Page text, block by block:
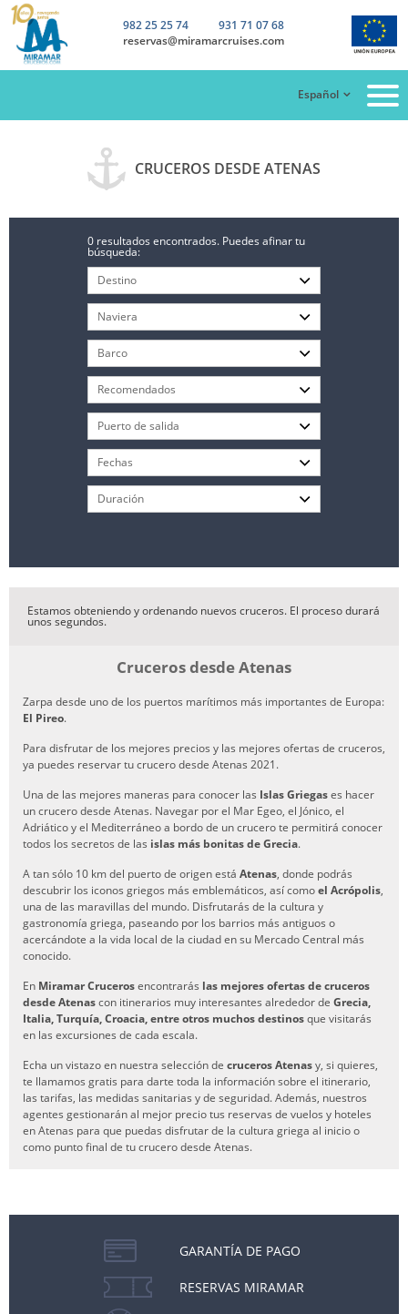
982 25 25 74
931 71 07 68
reservas@miramarcruises.com
Español
CRUCEROS DESDE ATENAS
0 resultados encontrados. Puedes afinar tu
búsqueda:
Estamos obteniendo y ordenando nuevos cruceros. El proceso durará
unos segundos.
Cruceros desde Atenas
Zarpa desde uno de los puertos marítimos más importantes de Europa:
El Pireo.
Para disfrutar de los mejores precios y las mejores ofertas de cruceros,
ya puedes reservar tu crucero desde Atenas 2021.
Una de las mejores maneras para conocer las Islas Griegases hacer
un crucero desde Atenas. Navegar por el Mar Egeo, el Jónico, el
Adriático y el Mediterráneo a bordo de un crucero te permitirá conocer
todos los secretos de las islas más bonitas de Grecia.
A tan sólo 10 km del puerto de origen está Atenas, donde podrás
descubrir los iconos griegos más emblemáticos, así comoel Acrópolis,
una de las maravillas del mundo. Disfrutarás de la cultura y
gastronomía griega, paseando por los barrios más antiguos o
acercándote a la vida local de la ciudad en su Mercado Central más
conocido.
En Miramar Crucerosencontrarás las mejores ofertas de cruceros
desde Atenascon itinerarios muy interesantes alrededor de Grecia,
Italia, Turquía, Croacia, entre otros muchos destinosque visitarás
en las excursiones de cada escala.
Echa un vistazo en nuestra selección de cruceros Atenasy, si quieres,
te llamamos gratis para darte toda la información sobre el itinerario,
las tarifas, las medidas sanitarias y de seguridad. Además, nuestros
agentes gestionarán al mejor precio tus reservas de vuelos y hoteles
en Atenas para que puedas disfrutar de la cultura griega al inicio o
como punto final de tu crucero desde Atenas.
GARANTÍA DE PAGO
RESERVAS MIRAMAR